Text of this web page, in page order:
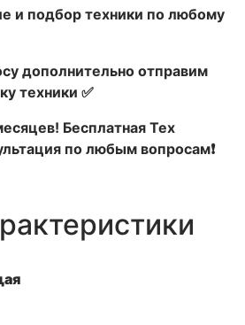
и подбор техники по любому
дополнительно отправим
техники ✅
Бесплатная Тех
по любым вопросам❗